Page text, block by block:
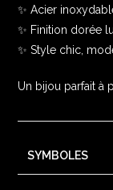
✨ Acier
✨ Finition dorée
✨ Style chic,
Un bijou parfait à
SYMBOLES